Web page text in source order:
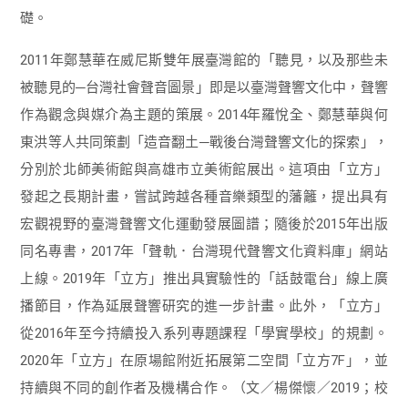
礎。
2011年鄭慧華在威尼斯雙年展臺灣館的「聽見，以及那些未
被聽見的─台灣社會聲音圖景」即是以臺灣聲響文化中，聲響
作為觀念與媒介為主題的策展。2014年羅悅全、鄭慧華與何
東洪等人共同策劃「造音翻土─戰後台灣聲響文化的探索」，
分別於北師美術館與高雄市立美術館展出。這項由「立方」
發起之長期計畫，嘗試跨越各種音樂類型的藩籬，提出具有
宏觀視野的臺灣聲響文化運動發展圖譜；隨後於2015年出版
同名專書，2017年「聲軌．台灣現代聲響文化資料庫」網站
上線。2019年「立方」推出具實驗性的「話鼓電台」線上廣
播節目，作為延展聲響研究的進一步計畫。此外，「立方」
從2016年至今持續投入系列專題課程「學實學校」的規劃。
2020年「立方」在原場館附近拓展第二空間「立方7F」，並
持續與不同的創作者及機構合作。（文／楊傑懷／2019；校